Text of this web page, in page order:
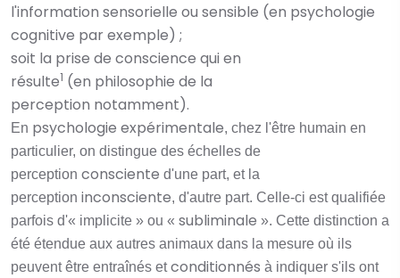
l'information sensorielle ou sensible (en psychologie
cognitive par exemple) ;
soit la prise de conscience qui en
résulte1 (en philosophie de la
perception notamment).
En psychologie expérimentale, chez l'être humain en
particulier, on distingue des échelles de
perception consciente d'une part, et la
perception inconsciente, d'autre part. Celle-ci est qualifiée
parfois d'« implicite » ou « subliminale ». Cette distinction a
été étendue aux autres animaux dans la mesure où ils
peuvent être entraînés etconditionnés à indiquer s'ils ont